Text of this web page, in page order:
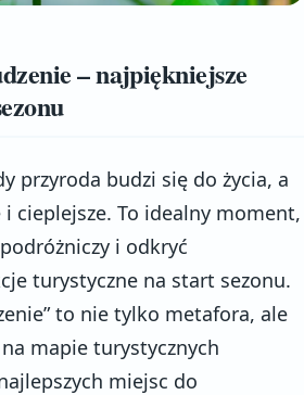
– najpiękniejsze
przyroda budzi się do życia, a
i cieplejsze. To idealny moment,
i odkryć
turystyczne na start sezonu.
to nie tylko metafora, ale
mapie turystycznych
miejsc do